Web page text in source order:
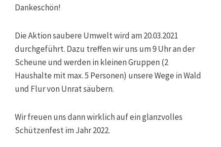
Dankeschön!
DieAktion saubere Umwelt wird am 20.03.2021
durchgeführt. Dazu treffen wir uns um 9 Uhr an der
Scheune und werden in kleinen Gruppen (2
Haushalte mit max. 5 Personen) unsere Wege in Wald
und Flur von Unrat säubern.
Wir freuen uns dann wirklich auf ein glanzvolles
Schützenfest im Jahr 2022.